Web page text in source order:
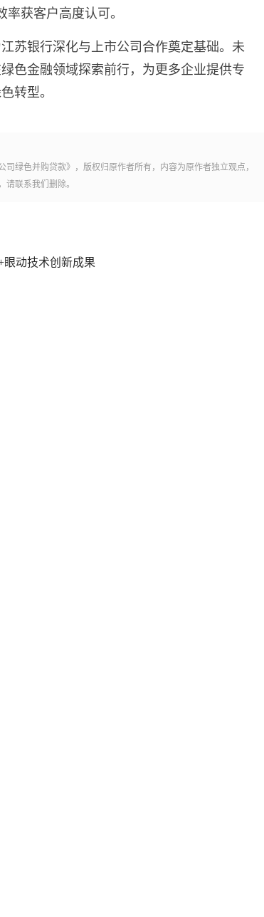
获客户高度认可。
苏银行深化与上市公司合作奠定基础。未
色金融领域探索前行，为更多企业提供专
转型。
绿色并购贷款》，版权归原作者所有，内容为原作者独立观点，
联系我们删除。
动技术创新成果